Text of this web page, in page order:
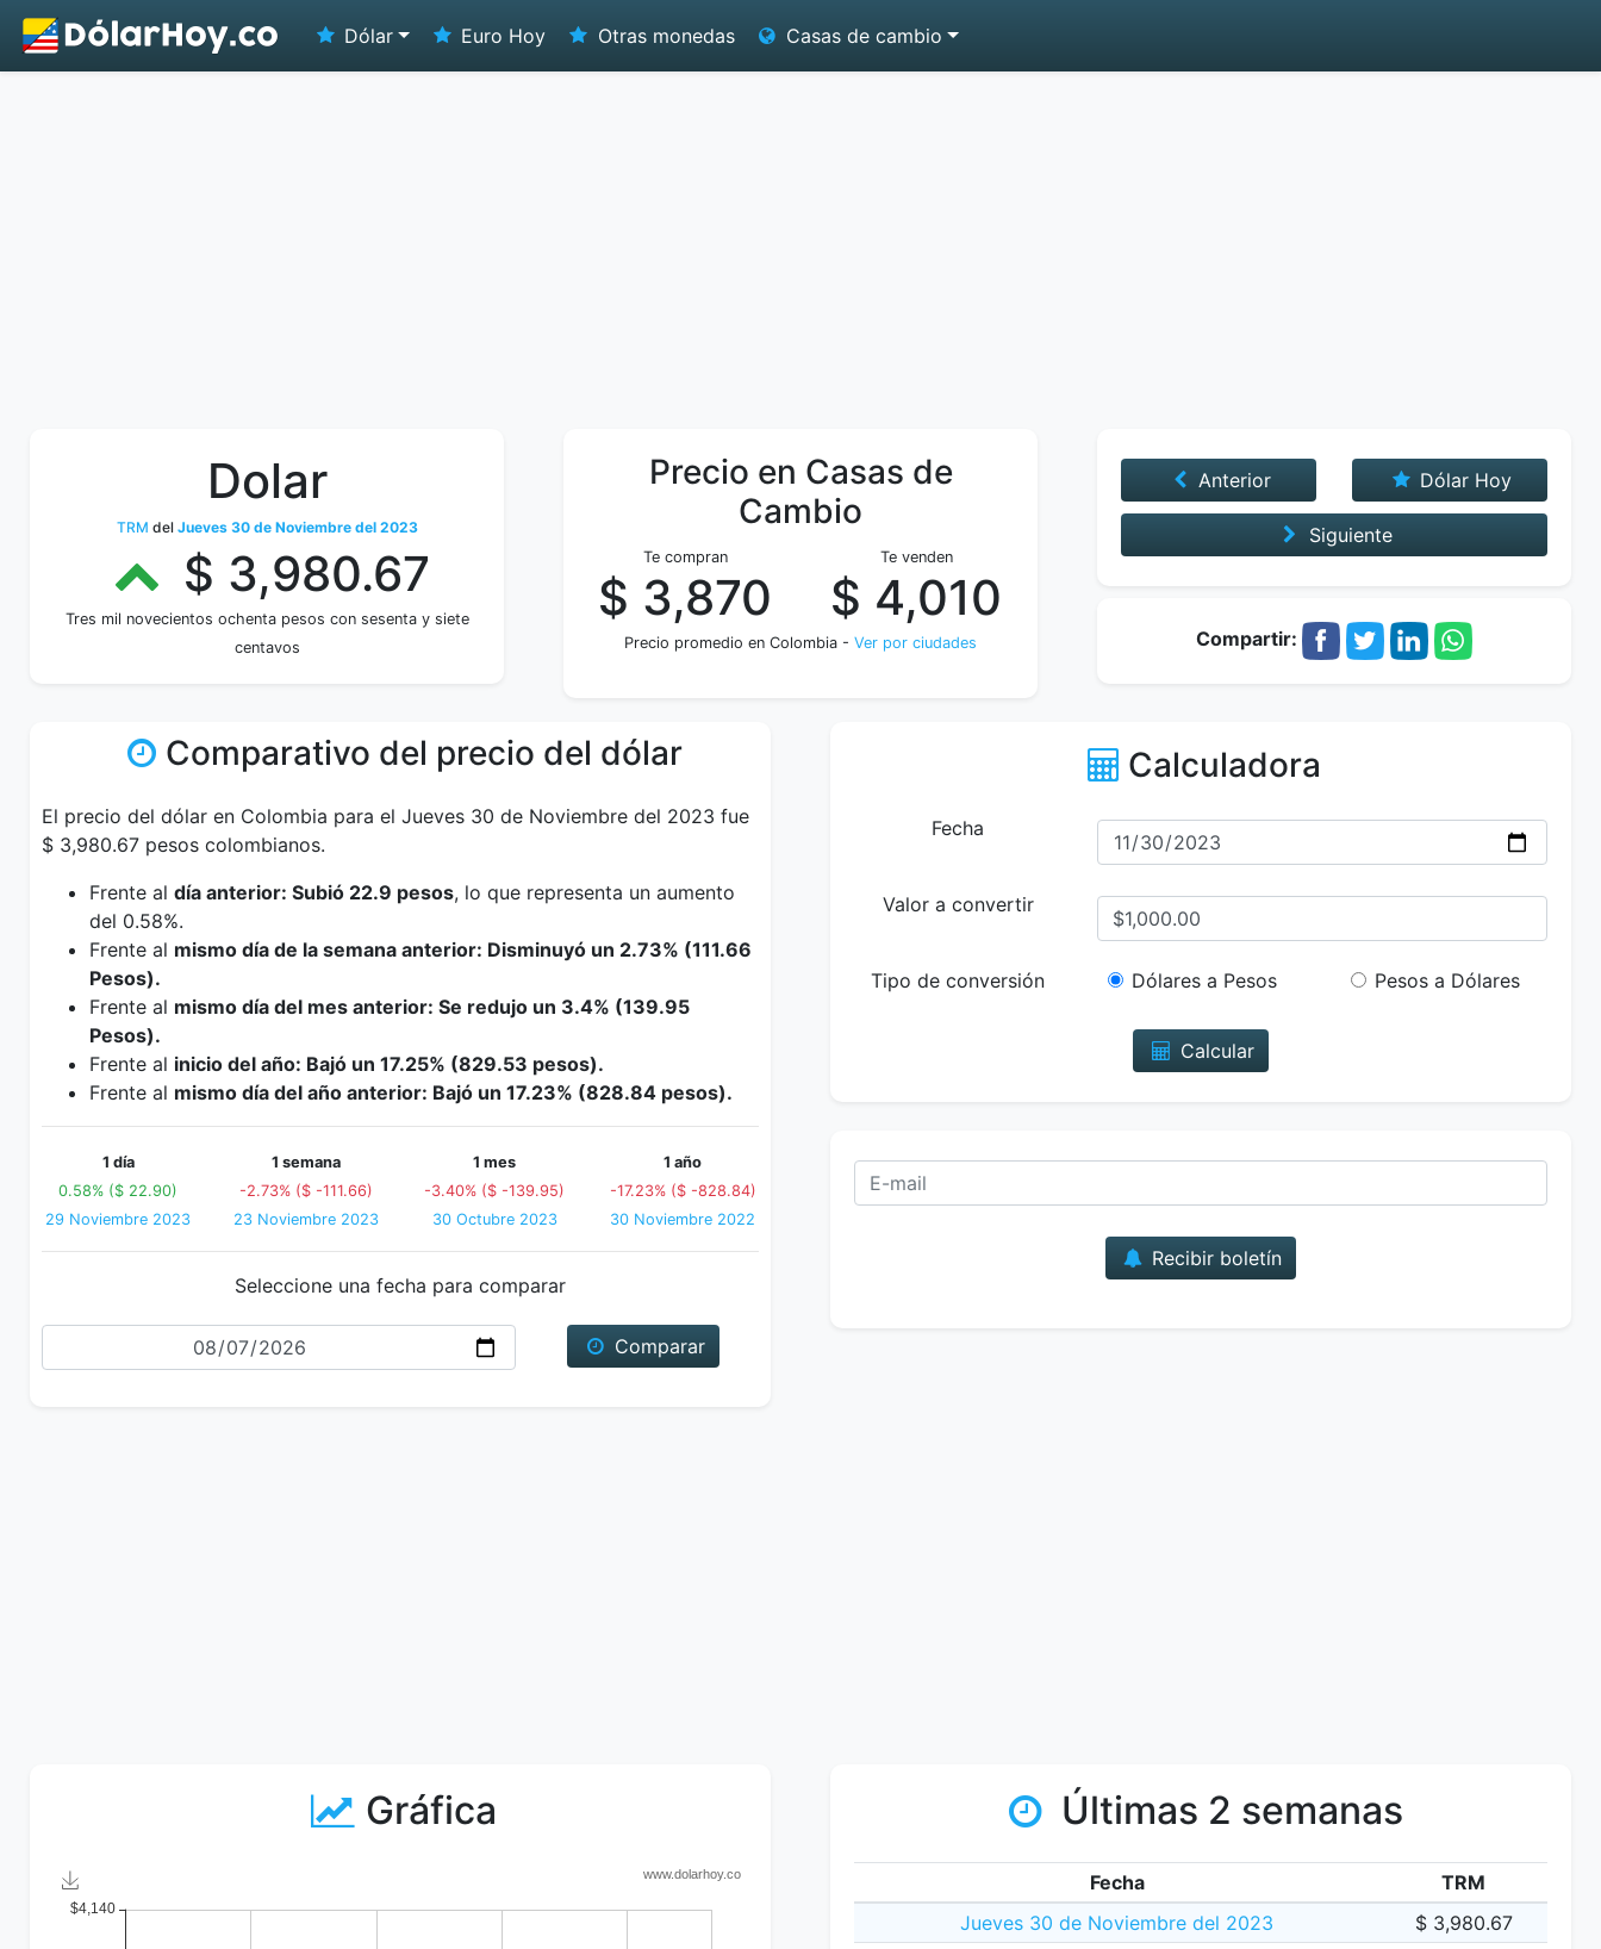
Dólar Euro Hoy Otras monedas Casas de cambio
Dolar
TRM del Jueves 30 de Noviembre del 2023
$ 3,980.67
Tres mil novecientos ochenta pesos con sesenta y siete
centavos
Precio en Casas de
Cambio
Te compran
$ 3,870
Te venden
$ 4,010
Precio promedio en Colombia - Ver por ciudades
Anterior Dólar Hoy
Siguiente
Compartir:
Comparativo del precio del dólar
El precio del dólar en Colombia para el Jueves 30 de Noviembre del 2023 fue
$ 3,980.67 pesos colombianos.
Frente al día anterior: Subió 22.9 pesos, lo que representa un aumento
del 0.58%.
Frente al mismo día de la semana anterior: Disminuyó un 2.73% (111.66
Pesos).
Frente al mismo día del mes anterior: Se redujo un 3.4% (139.95
Pesos).
Frente al inicio del año: Bajó un 17.25% (829.53 pesos).
Frente al mismo día del año anterior: Bajó un 17.23% (828.84 pesos).
1 día
0.58% ($ 22.90)
29 Noviembre 2023
1 semana
-2.73% ($ -111.66)
23 Noviembre 2023
1 mes
-3.40% ($ -139.95)
30 Octubre 2023
1 año
-17.23% ($ -828.84)
30 Noviembre 2022
Seleccione una fecha para comparar
Fecha
Comparar
Calculadora
Fecha
Valor a convertir
Tipo de conversión Dólares a Pesos Pesos a Dólares
Calcular
Recibir boletín
Gráfica Últimas 2 semanas
Fecha
TRM
Jueves 30 de Noviembre del 2023
$ 3,980.67